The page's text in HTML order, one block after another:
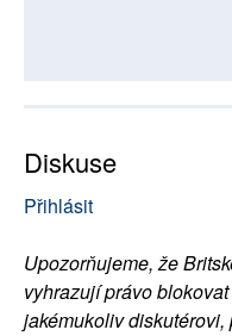
Diskuse
Přihlásit
Upozorňujeme, že
vyhrazují právo
jakémukoliv